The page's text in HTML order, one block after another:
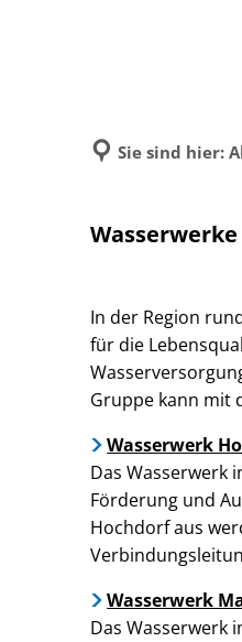
Sie sind hier:
Wasserwerke
In der Region
für die
Gruppe kann mit
Wasserwerk
Das Wasserwerk
Förderung und
Hochdorf aus
Wasserwerk
Das Wasserwerk